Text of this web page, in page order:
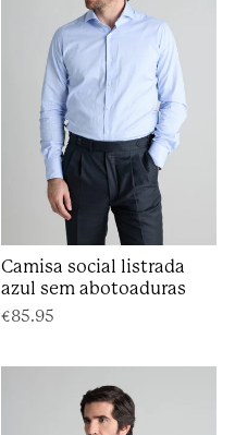
Camisa social listrada
azul sem abotoaduras
€85.95